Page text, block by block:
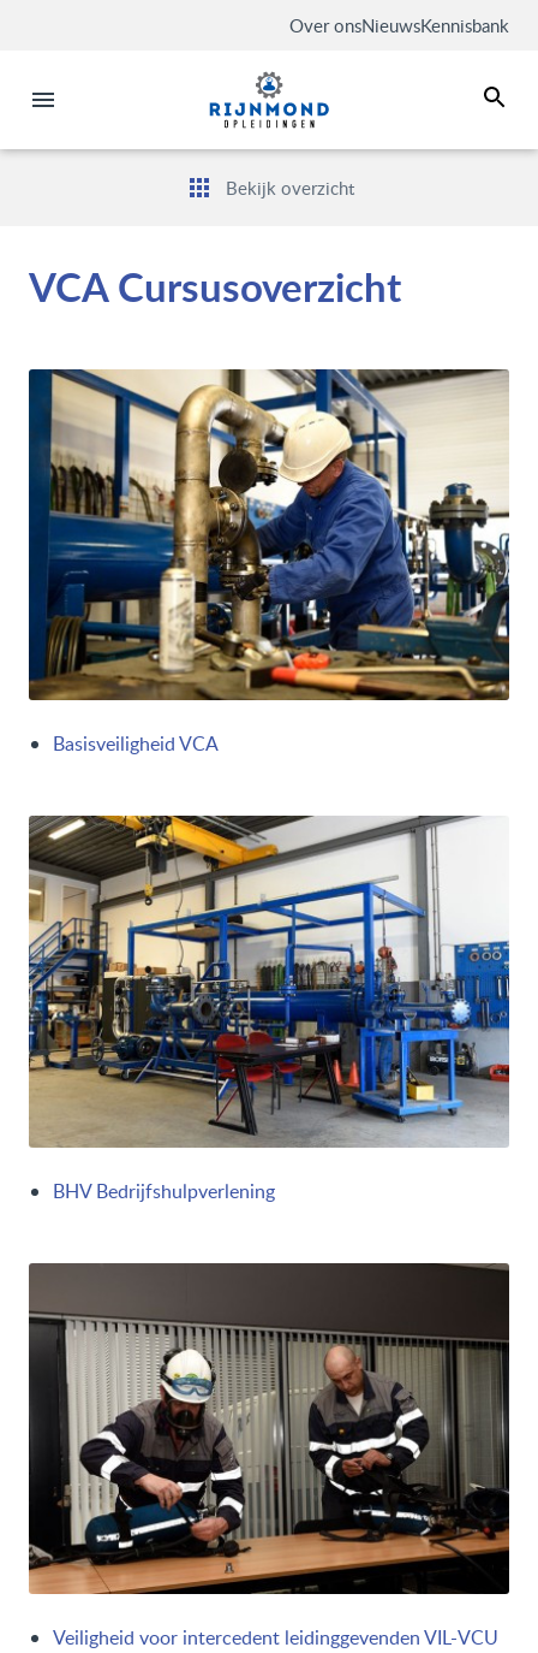
Over onsNieuwsKennisbank
Bekijk overzicht
VCA Cursusoverzicht
Basisveiligheid VCA
BHV Bedrijfshulpverlening
Veiligheid voor intercedent leidinggevenden VIL-VCU